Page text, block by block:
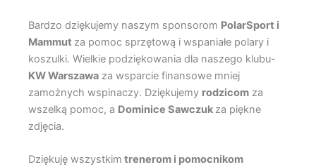
Bardzo dziękujemy naszym sponsorom PolarSport i
Mammut za pomoc sprzętową i wspaniałe polary i
koszulki. Wielkie podziękowania dla naszego klubu-
KW Warszawa za wsparcie finansowe mniej
zamożnych wspinaczy. Dziękujemy rodzicom za
wszelką pomoc, a Dominice Sawczuk za piękne
zdjęcia.
Dziękuję wszystkim trenerom i pomocnikom